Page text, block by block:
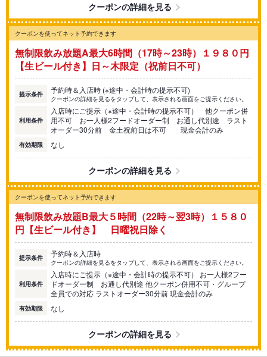
クーポンの詳細を見る
クーポンを使ってネット予約できます
無制限飲み放題A最大6時間（17時～23時）１９８０円
【生ビール付き】日～木限定（祝前日不可）
提示条件 予約時＆入店時 (※途中・会計時の提示不可)
クーポンの詳細を見るをタップして、表示される画面をご提示ください。
利用条件
入店時にご提示（※途中・会計時の提示不可） 他クーポン併
用不可 お一人様2フードオーダー制 お通し代別途 ラスト
オーダー30分前 金土祝前日は不可 現金会計のみ
有効期限 なし
クーポンの詳細を見る
クーポンを使ってネット予約できます
無制限飲み放題B最大５時間（22時～翌3時）１５８０
円【生ビール付き】 日曜祝日除く
提示条件 予約時＆入店時
クーポンの詳細を見るをタップして、表示される画面をご提示ください。
利用条件
入店時にご提示（※途中・会計時の提示不可） お一人様2フー
ドオーダー制 お通し代別途 他クーポン併用不可・グループ
全員での対応 ラストオーダー30分前 現金会計のみ
有効期限 なし
クーポンの詳細を見る